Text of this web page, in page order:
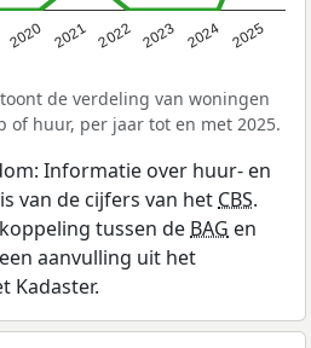
2020 2021 2022 2023 2024 2025
de verdeling van woningen
of huur, per jaar tot en met 2025.
Informatie over huur- en
van de cijfers van het CBS.
tussen de BAG en
aanvulling uit het
Kadaster.